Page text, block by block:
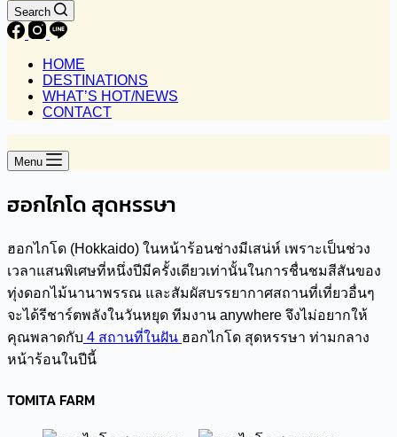
Search
HOME
DESTINATIONS
WHAT’S HOT/NEWS
CONTACT
Menu
ฮอกไกโด สุดหรรษา
ฮอกไกโด (Hokkaido) ในหน้าร้อนช่างมีเสน่ห์ เพราะเป็นช่วง
เวลาแสนพิเศษที่หนึ่งปีมีครั้งเดียวเท่านั้นในการชื่นชมสีสันของ
ทุ่งดอกไม้นานาพรรณ และสัมผัสบรรยากาศสถานที่เที่ยวอื่นๆ
จะได้รีชาร์ตพลังในวันหยุด ทีมงาน anywhere จึงไม่อยากให้
คุณพลาดกับ 4 สถานที่ในฝัน ฮอกไกโด สุดหรรษา ท่ามกลาง
หน้าร้อนในปีนี้
TOMITA FARM